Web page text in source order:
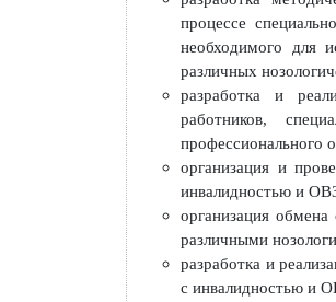
СПО, ПО и ДПО
разработка
лиц с
разработка
процессе
различных
разработка и
работников,